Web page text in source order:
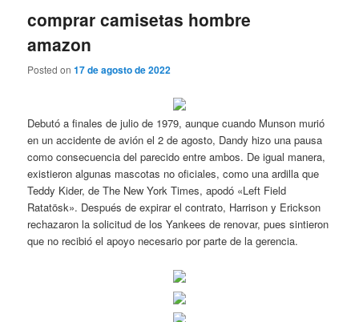
comprar camisetas hombre
amazon
Posted on17 de agosto de 2022
Debutó a finales de julio de 1979, aunque cuando Munson murió
en un accidente de avión el 2 de agosto, Dandy hizo una pausa
como consecuencia del parecido entre ambos. De igual manera,
existieron algunas mascotas no oficiales, como una ardilla que
Teddy Kider, de The New York Times, apodó «Left Field
Ratatösk». Después de expirar el contrato, Harrison y Erickson
rechazaron la solicitud de los Yankees de renovar, pues sintieron
que no recibió el apoyo necesario por parte de la gerencia.